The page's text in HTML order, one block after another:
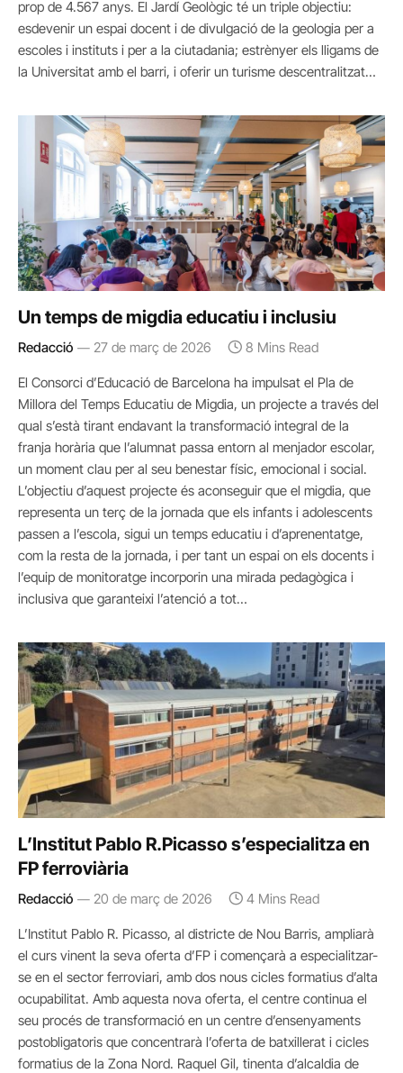
prop de 4.567 anys. El Jardí Geològic té un triple objectiu:
esdevenir un espai docent i de divulgació de la geologia per a
escoles i instituts i per a la ciutadania; estrènyer els lligams de
la Universitat amb el barri, i oferir un turisme descentralitzat…
Un temps de migdia educatiu i inclusiu
Redacció 27 de març de 2026 8 Mins Read
El Consorci d’Educació de Barcelona ha impulsat el Pla de
Millora del Temps Educatiu de Migdia, un projecte a través del
qual s’està tirant endavant la transformació integral de la
franja horària que l’alumnat passa entorn al menjador escolar,
un moment clau per al seu benestar físic, emocional i social.
L’objectiu d’aquest projecte és aconseguir que el migdia, que
representa un terç de la jornada que els infants i adolescents
passen a l’escola, sigui un temps educatiu i d’aprenentatge,
com la resta de la jornada, i per tant un espai on els docents i
l’equip de monitoratge incorporin una mirada pedagògica i
inclusiva que garanteixi l’atenció a tot…
L’Institut Pablo R.Picasso s’especialitza en
FP ferroviària
Redacció 20 de març de 2026 4 Mins Read
L’Institut Pablo R. Picasso, al districte de Nou Barris, ampliarà
el curs vinent la seva oferta d’FP i començarà a especialitzar-
se en el sector ferroviari, amb dos nous cicles formatius d’alta
ocupabilitat. Amb aquesta nova oferta, el centre continua el
seu procés de transformació en un centre d’ensenyaments
postobligatoris que concentrarà l’oferta de batxillerat i cicles
formatius de la Zona Nord. Raquel Gil, tinenta d’alcaldia de